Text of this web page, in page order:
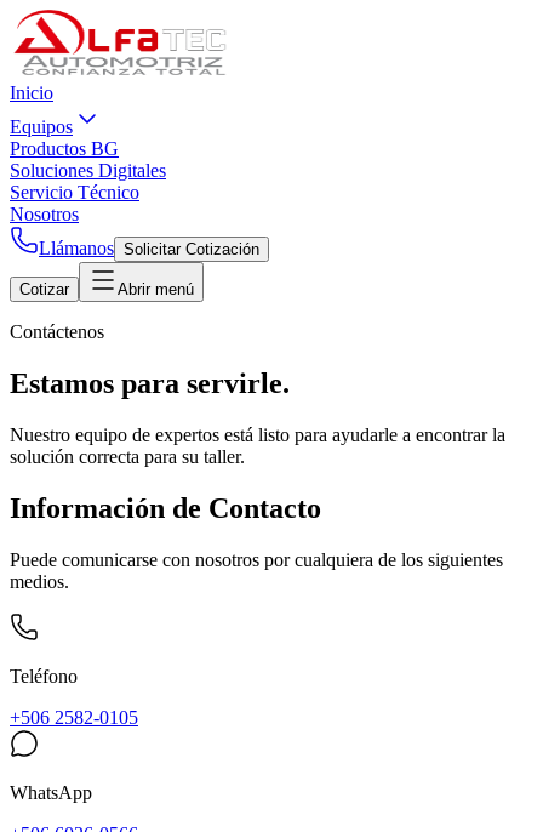
Inicio
Equipos
Productos BG
Soluciones Digitales
Servicio Técnico
Nosotros
Llámanos Solicitar Cotización
Cotizar Abrir menú
Contáctenos
Estamos para servirle.
Nuestro equipo de expertos está listo para ayudarle a encontrar la
solución correcta para su taller.
Información de Contacto
Puede comunicarse con nosotros por cualquiera de los siguientes
medios.
Teléfono
+506 2582-0105
WhatsApp